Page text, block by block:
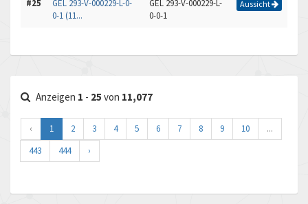
#25
GEL 293-V-000229-L-0-
0-1 (11...
GEL 293-V-000229-L-
0-0-1
Aussicht
Anzeigen 1 - 25 von 11,077
‹ 1 2 3 4 5 6 7 8 9 10
...
443
444 ›